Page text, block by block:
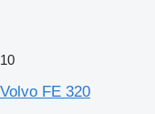
10
Volvo FE 320